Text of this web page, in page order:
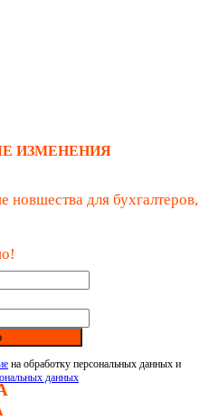
ИЗМЕНЕНИЯ
новшества для бухгалтеров,
на обработку персональных данных и
данных